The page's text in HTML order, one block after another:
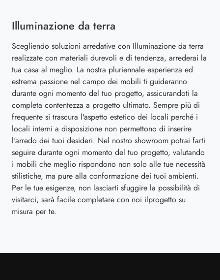
Illuminazione da terra
Scegliendo soluzioni arredative con Illuminazione da terra
realizzate con materiali durevoli e di tendenza, arrederai la
tua casa al meglio. La nostra pluriennale esperienza ed
estrema passione nel campo dei mobili ti guideranno
durante ogni momento del tuo progetto, assicurandoti la
completa contentezza a progetto ultimato. Sempre più di
frequente si trascura l'aspetto estetico dei locali perché i
locali interni a disposizione non permettono di inserire
l'arredo dei tuoi desideri. Nel nostro showroom potrai farti
seguire durante ogni momento del tuo progetto, valutando
i mobili che meglio rispondono non solo alle tue necessità
stilistiche, ma pure alla conformazione dei tuoi ambienti.
Per le tue esigenze, non lasciarti sfuggire la possibilità di
visitarci, sarà facile completare con noi ilprogetto su
misura per te.